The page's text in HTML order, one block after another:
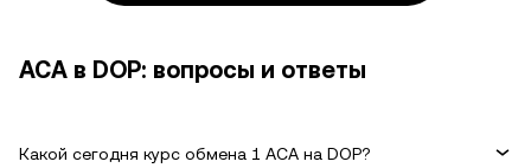
ACA в DOP: вопросы и ответы
Какой сегодня курс обмена 1 ACA на DOP?